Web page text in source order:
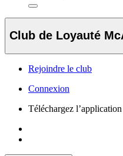
Club de Loyauté
Rejoindre le club
Connexion
Téléchargez l’application